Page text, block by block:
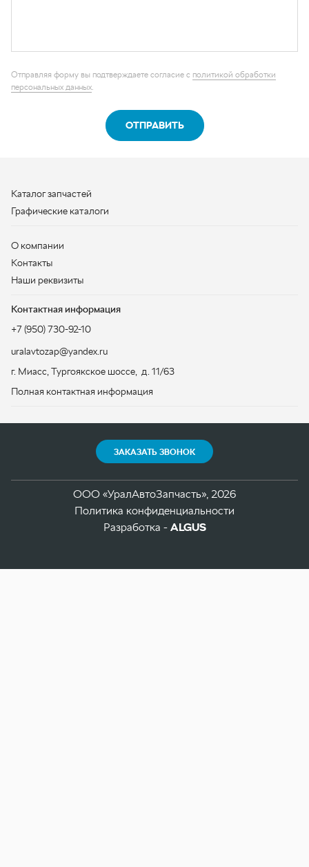
Каталог запчастей
Контактная информация
+7 (950) 730-92-10
uralavtozap@yandex.ru
г. Миасс, Тургоякское шоссе, д. 11/63
Полная контактная информация
Политика конфиденциальности